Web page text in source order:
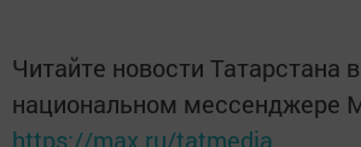
Читайте новости Татарстана в
национальном мессенджере
https://max.ru/tatmedia